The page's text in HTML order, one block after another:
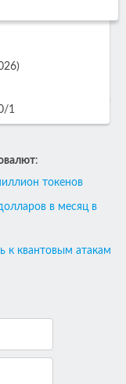
/1
:
токенов
в месяц в
к квантовым атакам